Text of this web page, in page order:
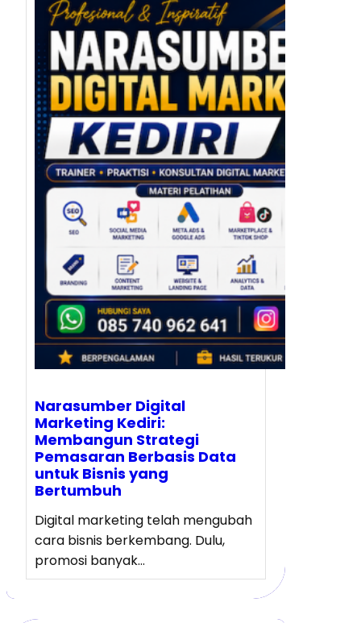
Narasumber Digital
Marketing Kediri:
Membangun Strategi
Pemasaran Berbasis Data
untuk Bisnis yang
Bertumbuh
Digital marketing telah mengubah
cara bisnis berkembang. Dulu,
promosi banyak…